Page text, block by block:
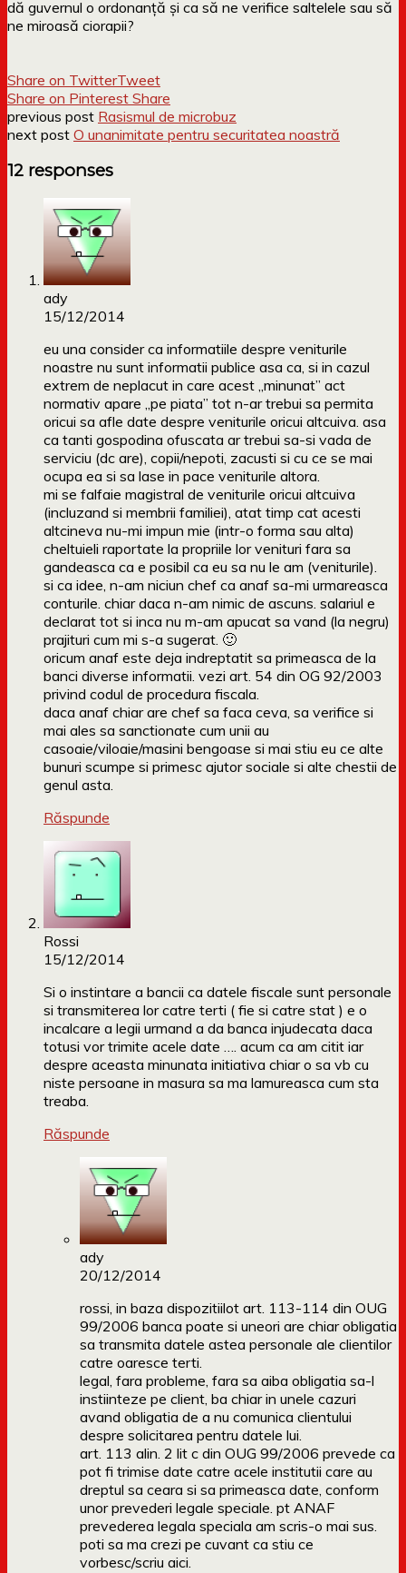
dă guvernul o ordonanță și ca să ne verifice saltelele sau să
ne miroasă ciorapii?
Share on TwitterTweet
Share on Pinterest Share
previous post Rasismul de microbuz
next post O unanimitate pentru securitatea noastră
12 responses
ady
15/12/2014
eu una consider ca informatiile despre veniturile
noastre nu sunt informatii publice asa ca, si in cazul
extrem de neplacut in care acest „minunat” act
normativ apare „pe piata” tot n-ar trebui sa permita
oricui sa afle date despre veniturile oricui altcuiva. asa
ca tanti gospodina ofuscata ar trebui sa-si vada de
serviciu (dc are), copii/nepoti, zacusti si cu ce se mai
ocupa ea si sa lase in pace veniturile altora.
mi se falfaie magistral de veniturile oricui altcuiva
(incluzand si membrii familiei), atat timp cat acesti
altcineva nu-mi impun mie (intr-o forma sau alta)
cheltuieli raportate la propriile lor venituri fara sa
gandeasca ca e posibil ca eu sa nu le am (veniturile).
si ca idee, n-am niciun chef ca anaf sa-mi urmareasca
conturile. chiar daca n-am nimic de ascuns. salariul e
declarat tot si inca nu m-am apucat sa vand (la negru)
prajituri cum mi s-a sugerat. 🙂
oricum anaf este deja indreptatit sa primeasca de la
banci diverse informatii. vezi art. 54 din OG 92/2003
privind codul de procedura fiscala.
daca anaf chiar are chef sa faca ceva, sa verifice si
mai ales sa sanctionate cum unii au
casoaie/viloaie/masini bengoase si mai stiu eu ce alte
bunuri scumpe si primesc ajutor sociale si alte chestii de
genul asta.
Răspunde
Rossi
15/12/2014
Si o instintare a bancii ca datele fiscale sunt personale
si transmiterea lor catre terti ( fie si catre stat ) e o
incalcare a legii urmand a da banca injudecata daca
totusi vor trimite acele date …. acum ca am citit iar
despre aceasta minunata initiativa chiar o sa vb cu
niste persoane in masura sa ma lamureasca cum sta
treaba.
Răspunde
ady
20/12/2014
rossi, in baza dispozitiilot art. 113-114 din OUG
99/2006 banca poate si uneori are chiar obligatia
sa transmita datele astea personale ale clientilor
catre oaresce terti.
legal, fara probleme, fara sa aiba obligatia sa-l
instiinteze pe client, ba chiar in unele cazuri
avand obligatia de a nu comunica clientului
despre solicitarea pentru datele lui.
art. 113 alin. 2 lit c din OUG 99/2006 prevede ca
pot fi trimise date catre acele institutii care au
dreptul sa ceara si sa primeasca date, conform
unor prevederi legale speciale. pt ANAF
prevederea legala speciala am scris-o mai sus.
poti sa ma crezi pe cuvant ca stiu ce
vorbesc/scriu aici.